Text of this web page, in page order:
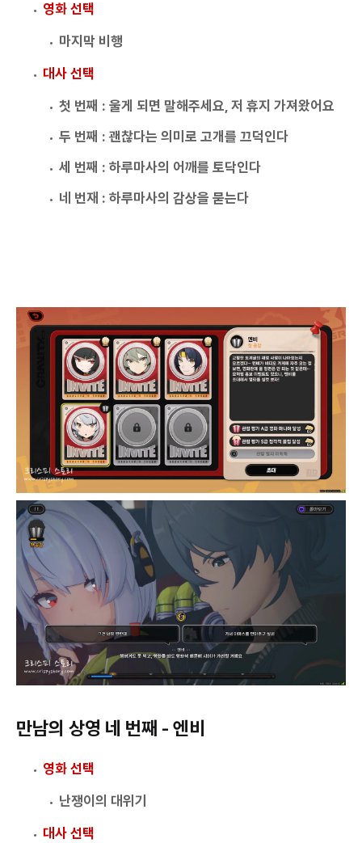
영화 선택
마지막 비행
대사 선택
첫 번째 : 울게 되면 말해주세요, 저 휴지 가져왔어요
두 번째 : 괜찮다는 의미로 고개를 끄덕인다
세 번째 : 하루마사의 어깨를 토닥인다
네 번재 : 하루마사의 감상을 묻는다
만남의 상영 네 번째 - 엔비
영화 선택
난쟁이의 대위기
대사 선택